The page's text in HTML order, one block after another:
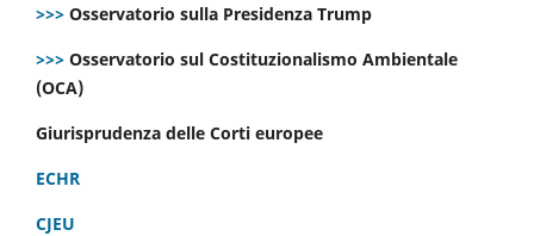
>>> Osservatorio sulla Presidenza Trump
>>> Osservatorio sul Costituzionalismo Ambientale
(OCA)
Giurisprudenza delle Corti europee
ECHR
CJEU